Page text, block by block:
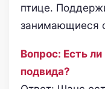
птице.
занимающиеся
Вопрос: Есть
подвида?